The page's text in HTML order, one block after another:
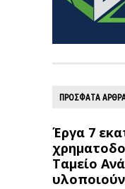
ΠΡΟΣΦΑΤΑ
Έργα 7
Ταμείο